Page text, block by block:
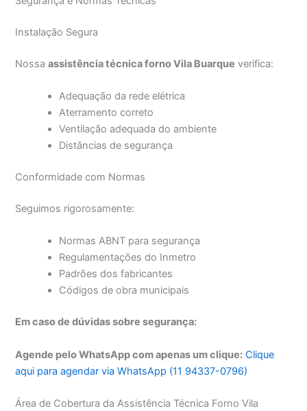
Instalação Segura
Nossaassistência técnica forno Vila Buarque verifica:
Adequação da rede elétrica
Aterramento correto
Ventilação adequada do ambiente
Distâncias de segurança
Conformidade com Normas
Seguimos rigorosamente:
Normas ABNT para segurança
Regulamentações do Inmetro
Padrões dos fabricantes
Códigos de obra municipais
Em caso de dúvidas sobre segurança:
Agende pelo WhatsApp com apenas um clique: Clique
aqui para agendar via WhatsApp (11 94337-0796)
Área de Cobertura da Assistência Técnica Forno Vila